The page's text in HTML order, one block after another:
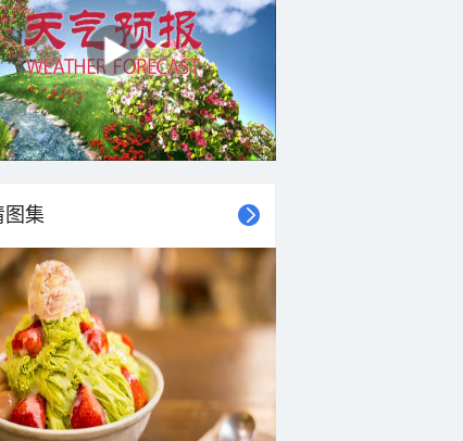
风 西北风 北风 西北风
28°C 28°C 27°C
图集